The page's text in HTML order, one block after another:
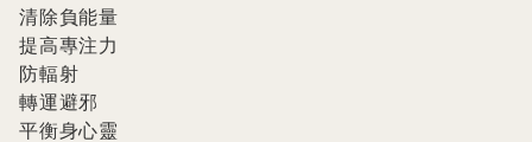
清除負能量
提高專注力
防輻射
轉運避邪
平衡身心靈